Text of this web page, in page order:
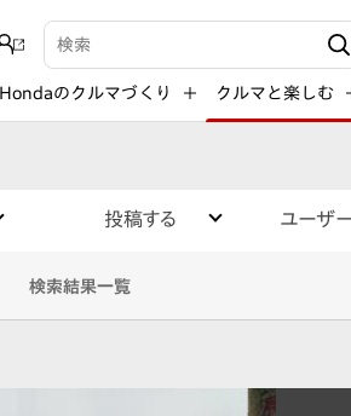
検索キーワード入力
Hondaのクルマづくり クルマと楽しむ
投稿する ユーザ
検索結果一覧